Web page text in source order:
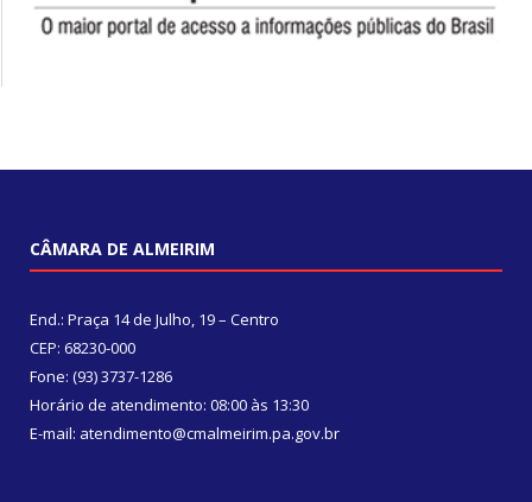
CÂMARA DE ALMEIRIM
End.: Praça 14 de Julho, 19 – Centro
CEP: 68230-000
Fone: (93) 3737-1286
Horário de atendimento: 08:00 às 13:30
E-mail: atendimento@cmalmeirim.pa.gov.br